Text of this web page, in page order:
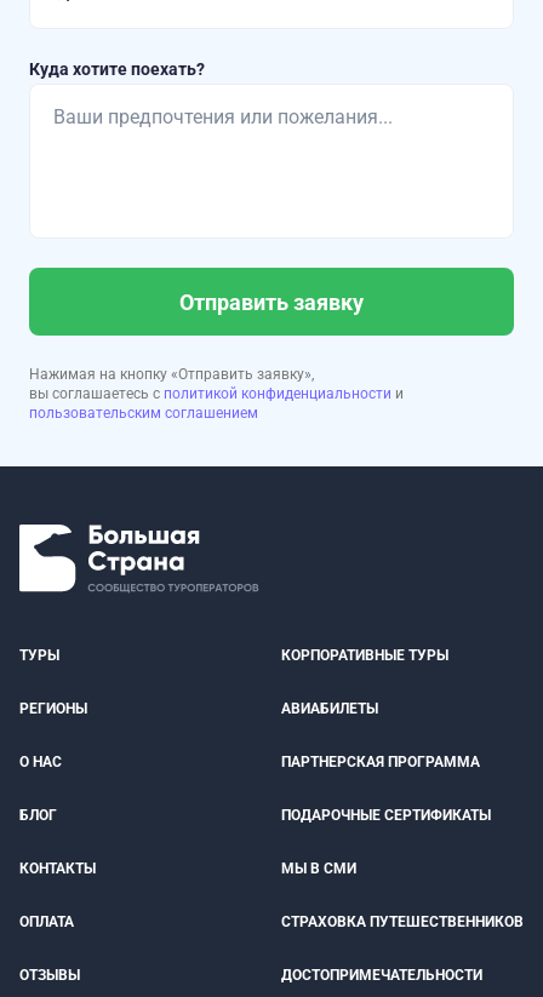
Куда хотите поехать?
Отправить заявку
Нажимая на кнопку «Отправить заявку»,
вы соглашаетесь с политикой конфиденциальности и
пользовательским соглашением
ТУРЫ КОРПОРАТИВНЫЕ ТУРЫ
РЕГИОНЫ АВИАБИЛЕТЫ
О НАС ПАРТНЕРСКАЯ ПРОГРАММА
БЛОГ ПОДАРОЧНЫЕ СЕРТИФИКАТЫ
КОНТАКТЫ МЫ В СМИ
ОПЛАТА СТРАХОВКА ПУТЕШЕСТВЕННИКОВ
ОТЗЫВЫ ДОСТОПРИМЕЧАТЕЛЬНОСТИ